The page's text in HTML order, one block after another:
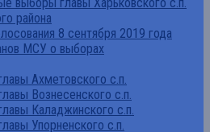
района
8 сентября 2019 года
МСУ о выборах
Ахметовского с.п.
Вознесенского с.п.
Каладжинского с.п.
Упорненского с.п.